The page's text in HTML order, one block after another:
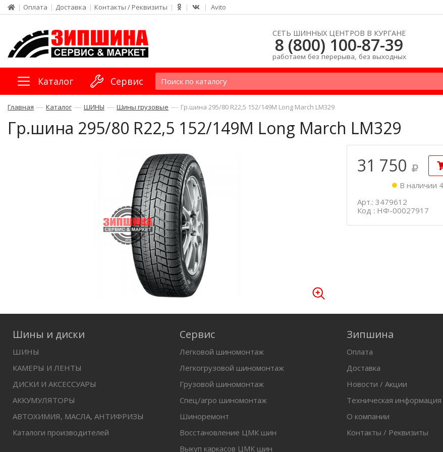
| Оплата | Доставка | Контакты / Реквизиты | | | Avito
СЕТЬ ШИННЫХ ЦЕНТРОВ В КУРГАНЕ
8 (800) 100-87-39
работаем без перерыва, без выходных
Каталог Сервис
Главная — Каталог — ШИНЫ — Шины грузовые — Гр.шина 295/80 R22,5 152/149M Long March LM329
Гр.шина 295/80 R22,5 152/149M Long March LM329
31 750
В наличии
Арт.: 3479612
Код : НФ-00027917
Шины и диски
ШИНЫ
КАМЕРЫ И ЛЕНТЫ
ДИСКИ И АКСЕССУАРЫ
АККУМУЛЯТОРЫ
АВТОХИМИЯ, МАСЛА, АНТИФРИЗЫ
Каталоги производителей
Сервис
Легковой шиномонтаж
Легкогрузовой шиномонтаж
Грузовой шиномонтаж
Спец/агро шиномонтаж
Шиноремонт
Восстановление ЦМК шин
Выкуп каркасов ЦМК шин
Зипшина
Оплата
Доставка
Новости / Акции
Техническая информация
О компании
Контакты / Реквизиты